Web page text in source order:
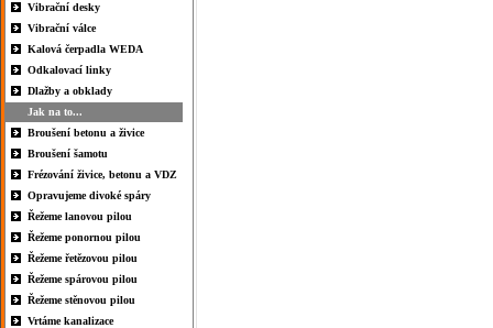
Vibrační desky
Vibrační válce
Kalová čerpadla WEDA
Odkalovací linky
Dlažby a obklady
Jak na to...
Broušení betonu a živice
Broušení šamotu
Frézování živice, betonu a VDZ
Opravujeme divoké spáry
Řežeme lanovou pilou
Řežeme ponornou pilou
Řežeme řetězovou pilou
Řežeme spárovou pilou
Řežeme stěnovou pilou
Vrtáme kanalizace